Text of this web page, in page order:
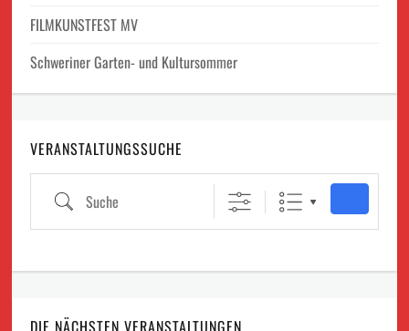
FILMKUNSTFEST MV
Schweriner Garten- und Kultursommer
VERANSTALTUNGSSUCHE
Suche
DIE NÄCHSTEN VERANSTALTUNGEN…